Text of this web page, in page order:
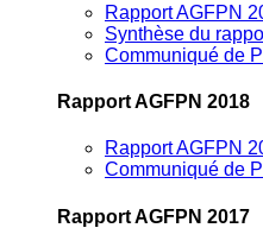
Rapport AGFPN
Synthèse du
Communiqué de
Rapport AGFPN 2018
Rapport AGFPN
Communiqué de
Rapport AGFPN 2017